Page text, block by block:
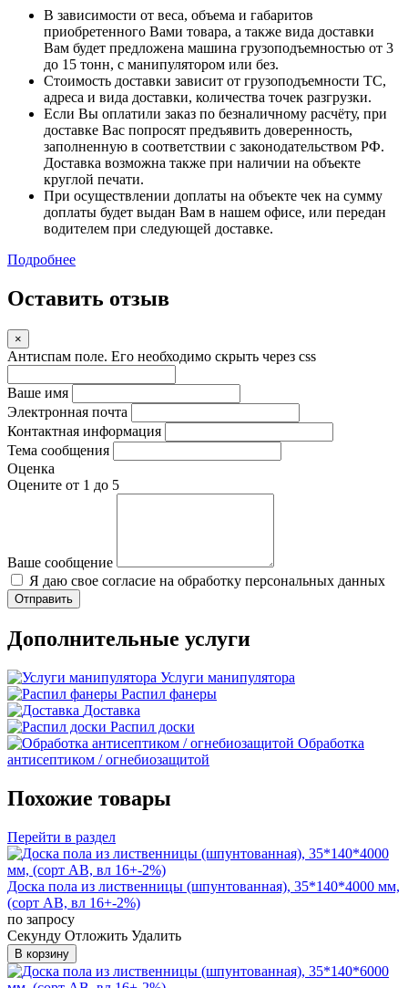
В зависимости от веса, объема и габаритов
приобретенного Вами товара, а также вида доставки
Вам будет предложена машина грузоподъемностью от 3
до 15 тонн, с манипулятором или без.
Стоимость доставки зависит от грузоподъемности ТС,
адреса и вида доставки, количества точек разгрузки.
Если Вы оплатили заказ по безналичному расчёту, при
доставке Вас попросят предъявить доверенность,
заполненную в соответствии с законодательством РФ.
Доставка возможна также при наличии на объекте
круглой печати.
При осуществлении доплаты на объекте чек на сумму
доплаты будет выдан Вам в нашем офисе, или передан
водителем при следующей доставке.
Подробнее
Оставить отзыв
×
Антиспам поле. Его необходимо скрыть через css
Ваше имя
Электронная почта
Контактная информация
Тема сообщения
Оценка
Оцените от 1 до 5
Ваше сообщение
Я даю свое согласие на обработку персональных данных
Дополнительные услуги
Услуги манипулятора
Распил фанеры
Доставка
Распил доски
Обработка
антисептиком / огнебиозащитой
Похожие товары
Перейти в раздел
Доска пола из лиственницы (шпунтованная), 35*140*4000 мм,
(сорт AB, вл 16+-2%)
по запросу
Cекунду Отложить Удалить
В корзину